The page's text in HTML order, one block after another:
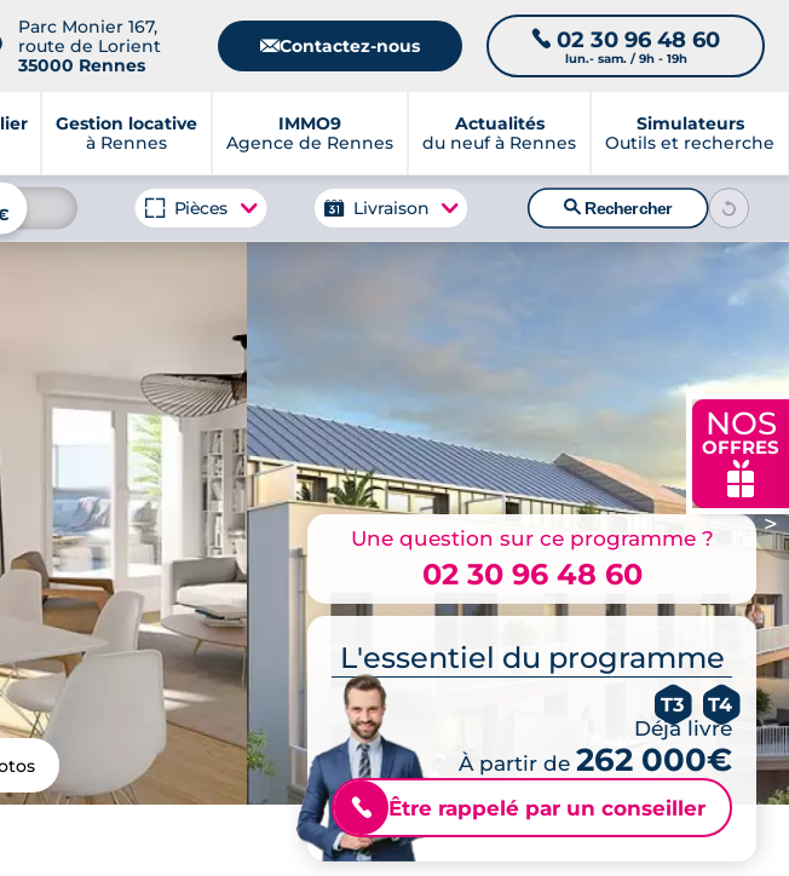
Parc Monier 167,
route de Lorient
35000 Rennes
📧Contactez-nous 📞 02 30 96 48 60
lun.- sam. / 9h - 19h
Gestion locative
à Rennes
IMMO9
Agence de Rennes
Actualités
du neuf à Rennes
Simulateurs
Outils et recherche
NOS
OFFRES
🎁
Pièces Livraison 🔍Rechercher
>
Une question sur ce programme ?
02 30 96 48 60
L'essentiel du programme
T3 T4
Déjà livré
À partir de 262 000€
📞 Être rappelé par un conseiller